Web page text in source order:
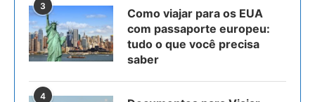
3
Como viajar para os EUA
com passaporte europeu:
tudo o que você precisa
saber
4